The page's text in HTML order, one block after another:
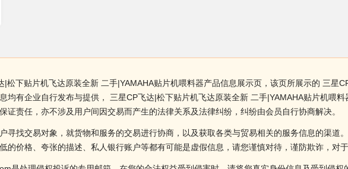
|松下贴片机飞达原装全新 二手|YAMAHA贴片机喂料器产品信息展示页，该页所展示的 三星
均有企业自行发布与提供， 三星CP飞达|松下贴片机飞达原装全新 二手|YAMAHA贴片机喂
证责任，亦不涉及用户间因交易而产生的法律关系及法律纠纷，纠纷由会员自行协商解决。
寻找交易对象，就货物和服务的交易进行协商，以及获取各类与贸易相关的服务信息的渠道
的价格、夸张的描述、私人银行账户等都有可能是虚假信息，请您谨慎对待，谨防欺诈，对